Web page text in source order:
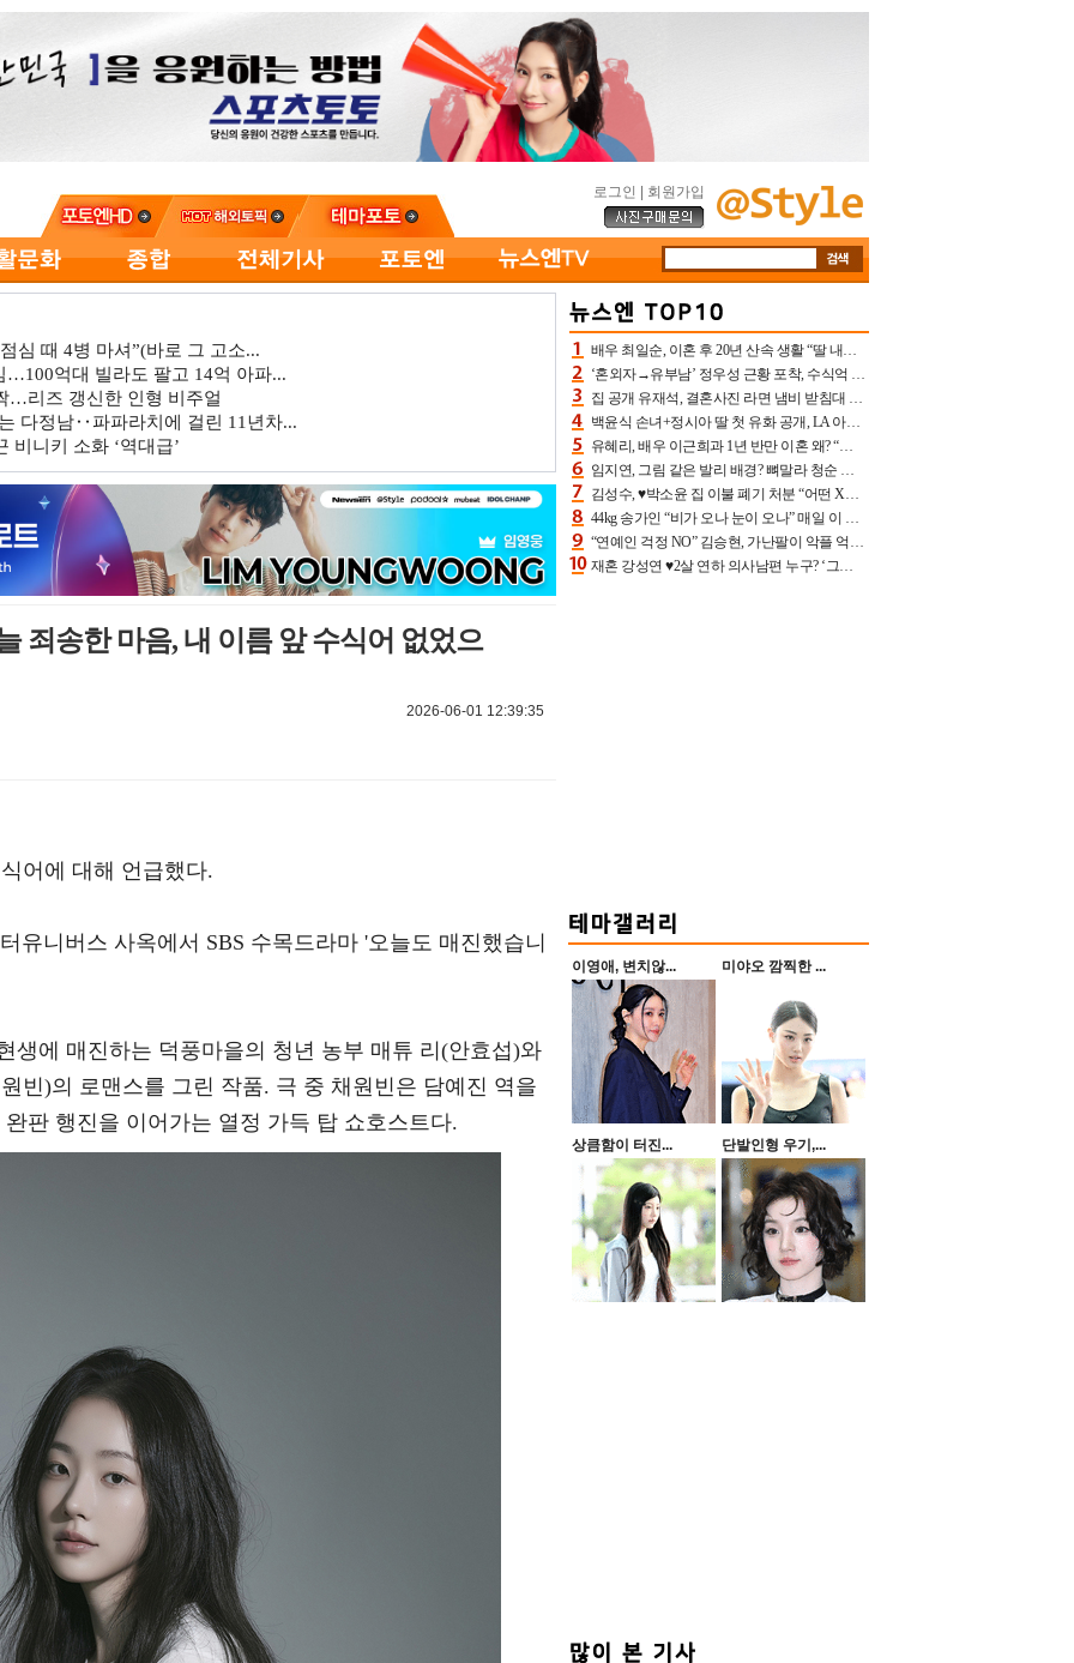
로그인 회원가입
심 때 4병 마셔”(바로 그 고소...
억대 빌라도 팔고 14억 아파...
…리즈 갱신한 인형 비주얼
다정남‥파파라치에 걸린 11년차...
비니키 소화 ‘역대급’
죄송한 마음, 내 이름 앞 수식어 없었으
2026-06-01 12:39:35
어에 대해 언급했다.
유니버스 사옥에서 SBS 수목드라마 '오늘도 매진했습니
생에 매진하는 덕풍마을의 청년 농부 매튜 리(안효섭)와
빈)의 로맨스를 그린 작품. 극 중 채원빈은 담예진 역을
판 행진을 이어가는 열정 가득 탑 쇼호스트다.
배우 최일순, 이혼 후 20년 산속 생활 “딸 내가 버렸다고 원망‥맘 아파”(특종)[어제TV]
‘혼외자→유부남’ 정우성 근황 포착, 수식억 해킹 피해 후배 만났다 “존경하는”
집 공개 유재석, 결혼사진 라면 냄비 받침대 되고 분노‥가족사진도 피해(놀뭐)[어제TV]
백윤식 손녀+정시아 딸 첫 유화 공개, LA 아트쇼→서울국제조각페스타 작가다운 수준급 실력
유혜리, 배우 이근희과 1년 반만 이혼 왜? “식칼 꽂고 의자 던져” 충격 폭로(특종)[어제TV]
임지연, 그림 같은 발리 배경? 뼈말라 청순 비키니 핏에 상대 안 되네
김성수, ♥박소윤 집 이불 폐기 처분 “어떤 X이랑 썼을지 몰라” 질투(신랑수업2)[어제TV]
44kg 송가인 “비가 오나 눈이 오나” 매일 이 운동, 허벅지 근육량 상승+체지방 감소
“연예인 걱정 NO” 김승현, 가난팔이 악플 억울할만‥아내+딸과 日 여행
재혼 강성연 ♥2살 연하 의사남편 누구? ‘그알’ 자문의에 훈남 비주얼 초엘리트 스펙 [종합]
이영애, 변치않... 미야오 깜찍한 ...
상큼함이 터진... 단발인형 우기,...